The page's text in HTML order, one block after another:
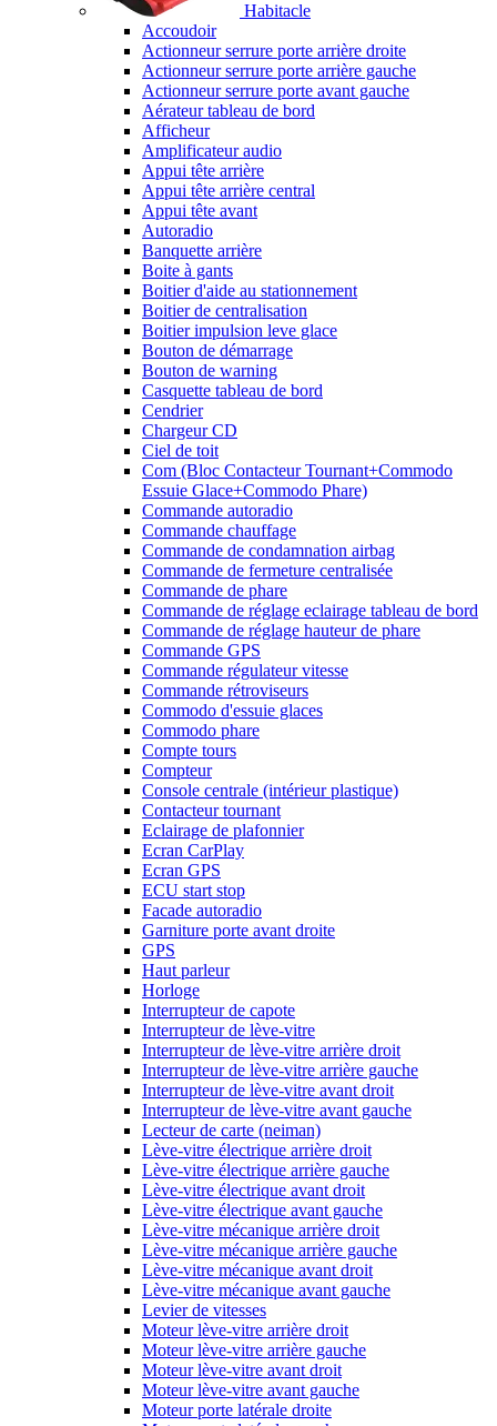
Habitacle
Accoudoir
Actionneur serrure porte arrière droite
Actionneur serrure porte arrière gauche
Actionneur serrure porte avant gauche
Aérateur tableau de bord
Afficheur
Amplificateur audio
Appui tête arrière
Appui tête arrière central
Appui tête avant
Autoradio
Banquette arrière
Boite à gants
Boitier d'aide au stationnement
Boitier de centralisation
Boitier impulsion leve glace
Bouton de démarrage
Bouton de warning
Casquette tableau de bord
Cendrier
Chargeur CD
Ciel de toit
Com (Bloc Contacteur Tournant+Commodo
Essuie Glace+Commodo Phare)
Commande autoradio
Commande chauffage
Commande de condamnation airbag
Commande de fermeture centralisée
Commande de phare
Commande de réglage eclairage tableau de bord
Commande de réglage hauteur de phare
Commande GPS
Commande régulateur vitesse
Commande rétroviseurs
Commodo d'essuie glaces
Commodo phare
Compte tours
Compteur
Console centrale (intérieur plastique)
Contacteur tournant
Eclairage de plafonnier
Ecran CarPlay
Ecran GPS
ECU start stop
Facade autoradio
Garniture porte avant droite
GPS
Haut parleur
Horloge
Interrupteur de capote
Interrupteur de lève-vitre
Interrupteur de lève-vitre arrière droit
Interrupteur de lève-vitre arrière gauche
Interrupteur de lève-vitre avant droit
Interrupteur de lève-vitre avant gauche
Lecteur de carte (neiman)
Lève-vitre électrique arrière droit
Lève-vitre électrique arrière gauche
Lève-vitre électrique avant droit
Lève-vitre électrique avant gauche
Lève-vitre mécanique arrière droit
Lève-vitre mécanique arrière gauche
Lève-vitre mécanique avant droit
Lève-vitre mécanique avant gauche
Levier de vitesses
Moteur lève-vitre arrière droit
Moteur lève-vitre arrière gauche
Moteur lève-vitre avant droit
Moteur lève-vitre avant gauche
Moteur porte latérale droite